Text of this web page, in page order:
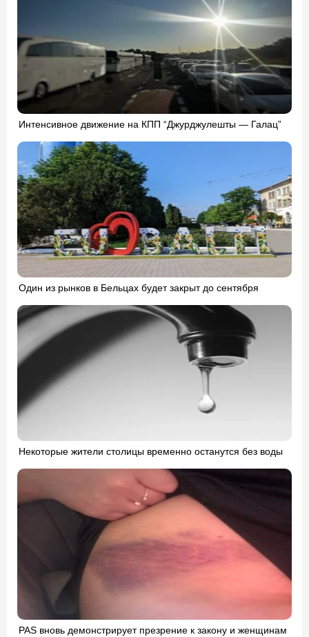
Интенсивное движение на КПП “Джурджулешты — Галац”
Один из рынков в Бельцах будет закрыт до сентября
Некоторые жители столицы временно останутся без воды
PAS вновь демонстрирует презрение к закону и женщинам